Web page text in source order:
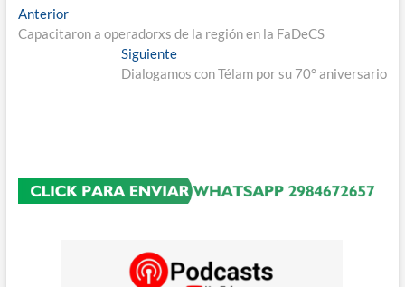
Navegación
de
AnteriorEntrada
anterior:
Capacitaron a operadorxs de la región en la FaDeCS
SiguienteEntrada
siguiente:
Dialogamos con Télam por su 70° aniversario